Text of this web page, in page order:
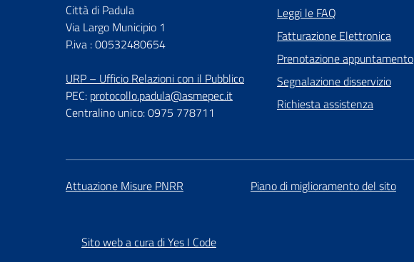
Città di Padula
Via Largo Municipio 1
P.iva : 00532480654
URP – Ufficio Relazioni con il Pubblico
PEC: protocollo.padula@asmepec.it
Centralino unico: 0975 778711
Leggi le FAQ
Fatturazione Elettronica
Prenotazione appuntamento
Segnalazione disservizio
Richiesta assistenza
Attuazione Misure PNRR Piano di miglioramento del sito
Sito web a cura di Yes I Code